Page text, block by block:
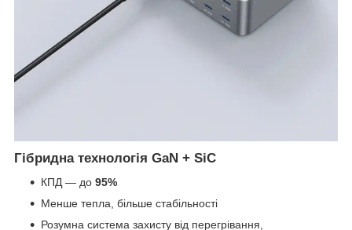
Гібридна технологія GaN + SiC
КПД — до 95%
Менше тепла, більше стабільності
Розумна система захисту від перегрівання,